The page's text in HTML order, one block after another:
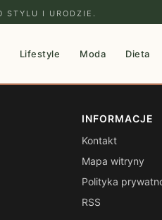
STYLU I URODZIE.
Lifestyle Moda Dieta
INFORMACJE
Kontakt
Mapa witryny
Polityka
RSS